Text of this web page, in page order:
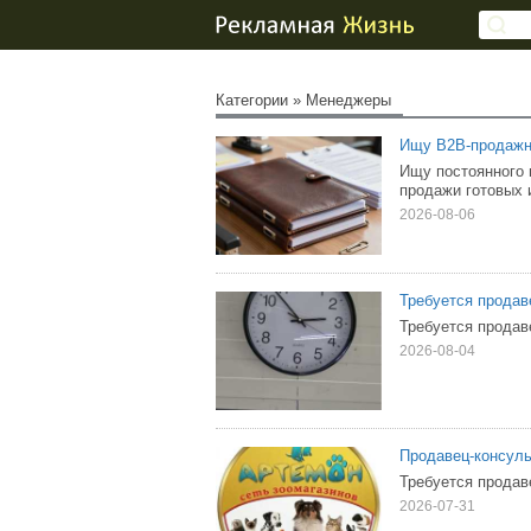
Категории » Менеджеры
Ищу B2B-
Ищу
продажи готовых
2026-08-06
Требуется
Требуется
2026-08-04
Продавец-
Требуется
2026-07-31